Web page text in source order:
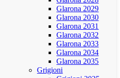
Glarona 2029
Glarona 2030
Glarona 2031
Glarona 2032
Glarona 2033
Glarona 2034
Glarona 2035
Grigioni